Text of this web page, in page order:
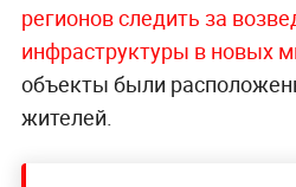
регионов следить за
инфраструктуры в новых
объекты были
жителей.